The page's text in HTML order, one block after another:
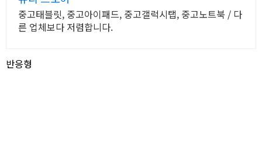
중고태블릿, 중고아이패드, 중고갤럭시탭, 중고노트북 / 다
른 업체보다 저렴합니다.
반응형